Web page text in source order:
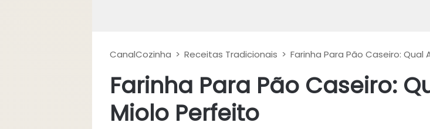
CanalCozinha > Receitas Tradicionais > Farinha Para Pão Caseiro: Qual
Farinha Para Pão Caseiro:
Miolo Perfeito